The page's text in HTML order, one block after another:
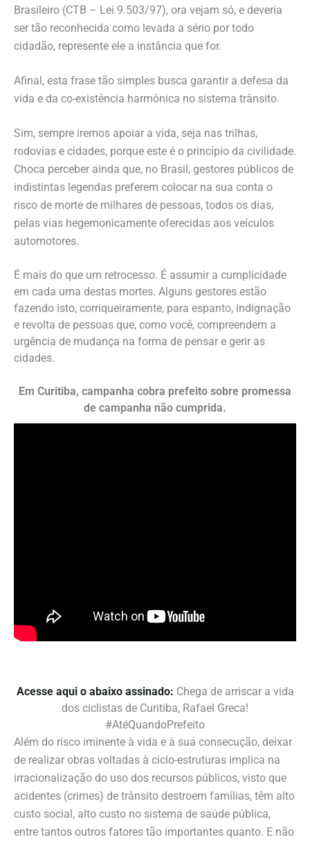
Brasileiro (CTB – Lei 9.503/97), ora vejam só, e deveria
ser tão reconhecida como levada a sério por todo
cidadão, represente ele a instância que for.
Afinal, esta frase tão simples busca garantir a defesa da
vida e da co-existência harmônica no sistema trânsito.
Sim, sempre iremos apoiar a vida, seja nas trilhas,
rodovias e cidades, porque este é o princípio da civilidade.
Choca perceber ainda que, no Brasil, gestores públicos de
indistintas legendas preferem colocar na sua conta o
risco de morte de milhares de pessoas, todos os dias,
pelas vias hegemonicamente oferecidas aos veículos
automotores.
É mais do que um retrocesso. É assumir a cumplicidade
em cada uma destas mortes. Alguns gestores estão
fazendo isto, corriqueiramente, para espanto, indignação
e revolta de pessoas que, como você, compreendem a
urgência de mudança na forma de pensar e gerir as
cidades.
Em Curitiba, campanha cobra prefeito sobre promessa
de campanha não cumprida.
Acesse aqui o abaixo assinado: Chega de arriscar a vida
dos ciclistas de Curitiba, Rafael Greca!
#AtéQuandoPrefeito
Além do risco iminente à vida e à sua consecução, deixar
de realizar obras voltadas à ciclo-estruturas implica na
irracionalização do uso dos recursos públicos, visto que
acidentes (crimes) de trânsito destroem famílias, têm alto
custo social, alto custo no sistema de saúde pública,
entre tantos outros fatores tão importantes quanto. E não